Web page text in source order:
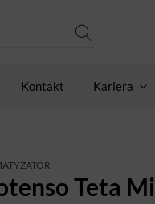
Kontakt Kariera
Teta